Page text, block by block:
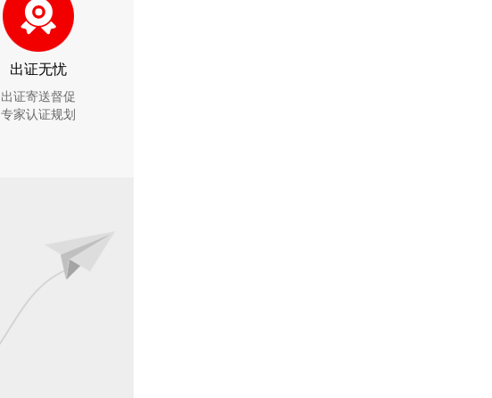
出证无忧
出证寄送督促
专家认证规划